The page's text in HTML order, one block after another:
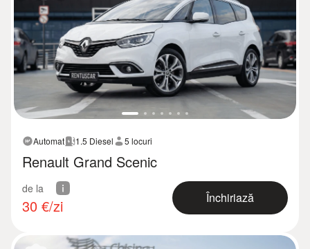
Automat 1.5 Diesel 5 locuri
Renault Grand Scenic
de la
30 €/zi Închiriază